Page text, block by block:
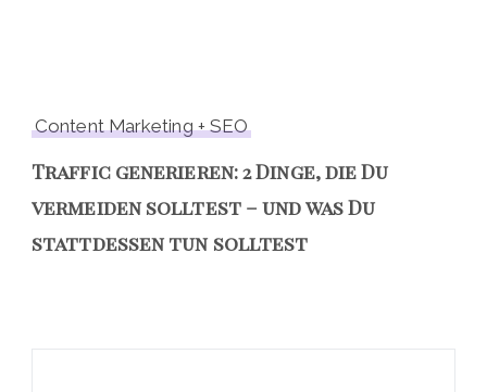
Content Marketing + SEO
Traffic generieren: 2 Dinge, die Du
vermeiden solltest – und was Du
stattdessen tun solltest